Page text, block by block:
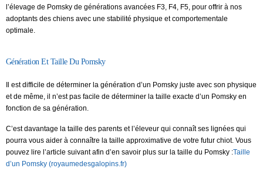
l’élevage de Pomsky de générations avancées F3, F4, F5, pour offrir à nos
adoptants des chiens avec une stabilité physique et comportementale
optimale.
Génération Et Taille Du Pomsky
Il est difficile de déterminer la génération d’un Pomsky juste avec son physique
et de même, il n’est pas facile de déterminer la taille exacte d’un Pomsky en
fonction de sa génération.
C’est davantage la taille des parents et l’éleveur qui connaît ses lignées qui
pourra vous aider à connaître la taille approximative de votre futur chiot. Vous
pouvez lire l’article suivant afin d’en savoir plus sur la taille du Pomsky :Taille
d’un Pomsky (royaumedesgalopins.fr)